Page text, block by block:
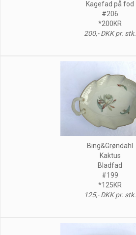
Kagefad på fod
#206
*200KR
200,- DKK pr. stk.
Bing&Grøndahl
Kaktus
Bladfad
#199
*125KR
125,- DKK pr. stk.